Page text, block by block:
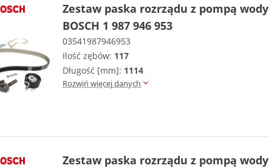
Zestaw paska rozrządu z pompą wody
BOSCH 1 987 946 953
03541987946953
Ilość zębów: 117
Długość [mm]: 1114
Rozwiń więcej danych
Zestaw paska rozrządu z pompą wody